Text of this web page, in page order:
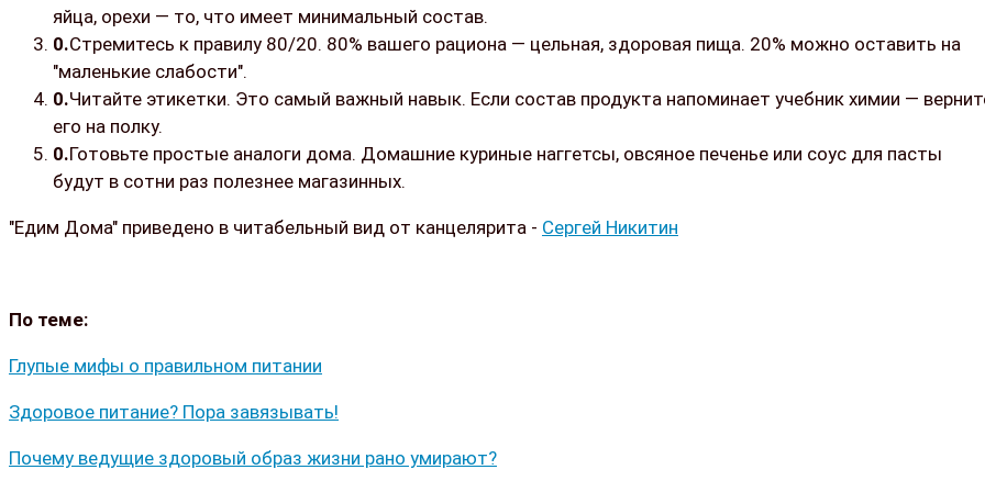
яйца, орехи — то, что имеет минимальный состав.
Стремитесь к правилу 80/20. 80% вашего рациона — цельная, здоровая пища. 20% можно оставить на
"маленькие слабости".
Читайте этикетки. Это самый важный навык. Если состав продукта напоминает учебник химии —
его на полку.
Готовьте простые аналоги дома. Домашние куриные наггетсы, овсяное печенье или соус для пасты
будут в сотни раз полезнее магазинных.
"Едим Дома" приведено в читабельный вид от канцелярита - Сергей Никитин
По теме:
Глупые мифы о правильном питании
Здоровое питание? Пора завязывать!
Почему ведущие здоровый образ жизни рано умирают?